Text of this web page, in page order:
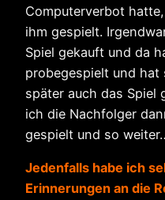
Computerverbot
ihm gespielt.
Spiel gekauft und da
probegespielt und hat
später auch das Spiel
ich die Nachfolger
gespielt und so
Jedenfalls habe ich
Erinnerungen an die